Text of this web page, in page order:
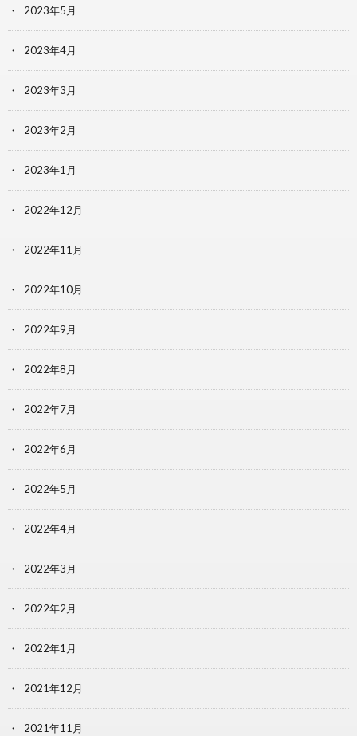
2023年5月
2023年4月
2023年3月
2023年2月
2023年1月
2022年12月
2022年11月
2022年10月
2022年9月
2022年8月
2022年7月
2022年6月
2022年5月
2022年4月
2022年3月
2022年2月
2022年1月
2021年12月
2021年11月